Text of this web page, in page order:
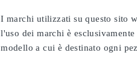
I marchi utilizzati su questo sito
l'uso dei marchi è
modello a cui è destinato ogni